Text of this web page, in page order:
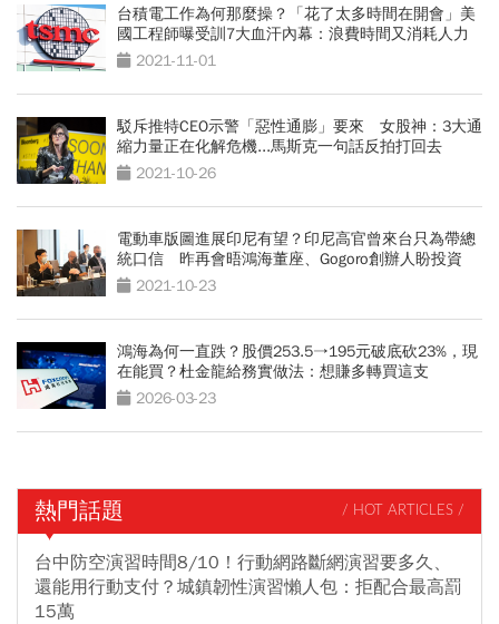
台積電工作為何那麼操？「花了太多時間在開會」美
國工程師曝受訓7大血汗內幕：浪費時間又消耗人力
2021-11-01
駁斥推特CEO示警「惡性通膨」要來 女股神：3大通
縮力量正在化解危機...馬斯克一句話反拍打回去
2021-10-26
電動車版圖進展印尼有望？印尼高官曾來台只為帶總
統口信 昨再會晤鴻海董座、Gogoro創辦人盼投資
2021-10-23
鴻海為何一直跌？股價253.5→195元破底砍23%，現
在能買？杜金龍給務實做法：想賺多轉買這支
2026-03-23
熱門話題 / HOT ARTICLES /
台中防空演習時間8/10！行動網路斷網演習要多久、
還能用行動支付？城鎮韌性演習懶人包：拒配合最高罰
15萬